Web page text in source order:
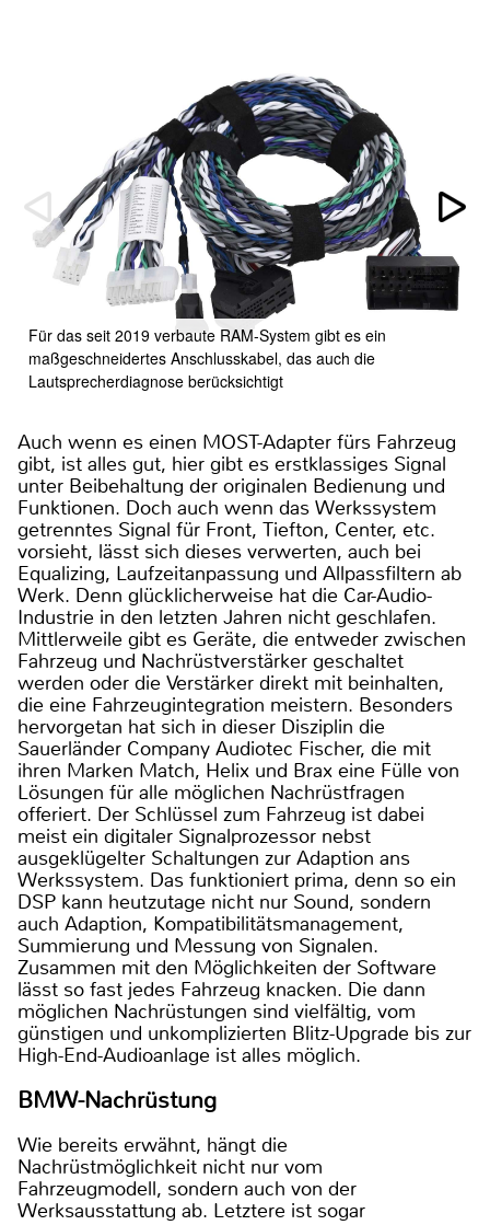
Für das seit 2019 verbaute RAM-System gibt es ein
maßgeschneidertes Anschlusskabel, das auch die
Lautsprecherdiagnose berücksichtigt
Auch wenn es einen MOST-Adapter fürs Fahrzeug
gibt, ist alles gut, hier gibt es erstklassiges Signal
unter Beibehaltung der originalen Bedienung und
Funktionen. Doch auch wenn das Werkssystem
getrenntes Signal für Front, Tiefton, Center, etc.
vorsieht, lässt sich dieses verwerten, auch bei
Equalizing, Laufzeitanpassung und Allpassfiltern ab
Werk. Denn glücklicherweise hat die Car-Audio-
Industrie in den letzten Jahren nicht geschlafen.
Mittlerweile gibt es Geräte, die entweder zwischen
Fahrzeug und Nachrüstverstärker geschaltet
werden oder die Verstärker direkt mit beinhalten,
die eine Fahrzeugintegration meistern. Besonders
hervorgetan hat sich in dieser Disziplin die
Sauerländer Company Audiotec Fischer, die mit
ihren Marken Match, Helix und Brax eine Fülle von
Lösungen für alle möglichen Nachrüstfragen
offeriert. Der Schlüssel zum Fahrzeug ist dabei
meist ein digitaler Signalprozessor nebst
ausgeklügelter Schaltungen zur Adaption ans
Werkssystem. Das funktioniert prima, denn so ein
DSP kann heutzutage nicht nur Sound, sondern
auch Adaption, Kompatibilitätsmanagement,
Summierung und Messung von Signalen.
Zusammen mit den Möglichkeiten der Software
lässt so fast jedes Fahrzeug knacken. Die dann
möglichen Nachrüstungen sind vielfältig, vom
günstigen und unkomplizierten Blitz-Upgrade bis zur
High-End-Audioanlage ist alles möglich.
BMW-Nachrüstung
Wie bereits erwähnt, hängt die
Nachrüstmöglichkeit nicht nur vom
Fahrzeugmodell, sondern auch von der
Werksausstattung ab. Letztere ist sogar